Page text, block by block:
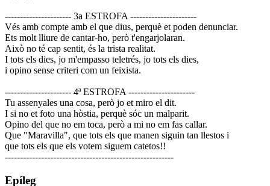
---------------------- 3a ESTROFA ----------------------
Vés amb compte amb el que dius, perquè et poden denunciar.
Ets molt lliure de cantar-ho, però t'engarjolaran.
Això no té cap sentit, és la trista realitat.
I tots els dies, jo m'empasso teletrés, jo tots els dies,
i opino sense criteri com un feixista.
---------------------- 4ª ESTROFA ----------------------
Tu assenyales una cosa, però jo et miro el dit.
I si no et foto una hòstia, perquè sóc un malparit.
Opino del que no em toca, però a mi no em fas callar.
Que "Maravilla", que tots els que manen siguin tan llestos i
que tots els que els votem siguem catetos!!
--------------------------------------------------------
Epíleg